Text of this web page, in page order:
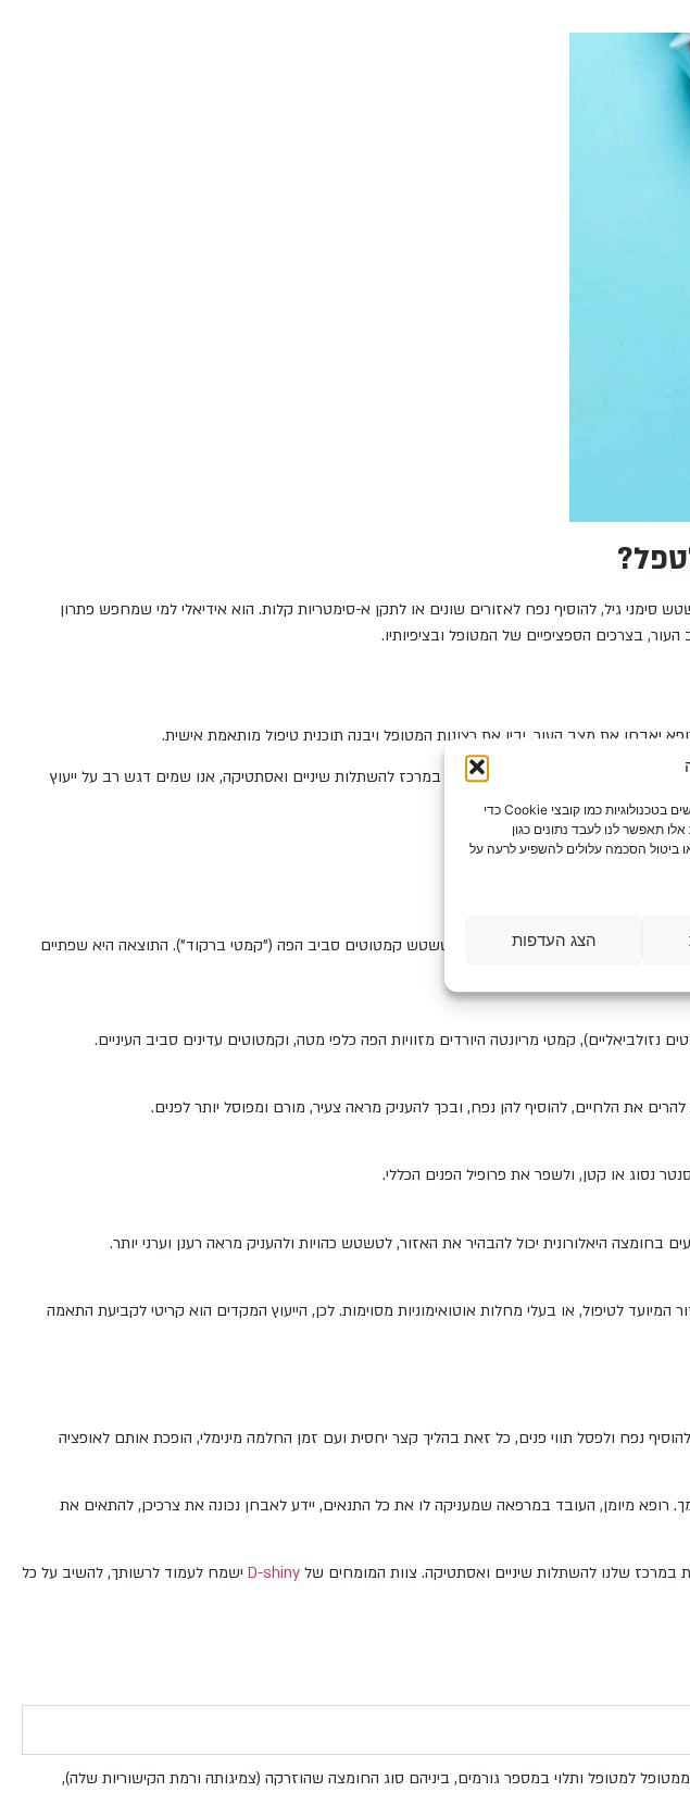
כדי לספק את חוויות המשתמש הטובות ביותר, אנו משתמשים בטכנולוגיות כמו קובצי Cookie כדי
תאפשר לנו לעבד נתונים כגון
ביטול הסכמה עלולים להשפיע לרעה על
הצג העדפות
גיל, להוסיף נפח לאזורים שונים או לתקן א-סימטריות קלות. הוא אידיאלי למי שמחפש פתרון
בצרכים הספציפיים של המטופל ובציפיותיו.
יאבחן את מצב העור, יבין את רצונות המטופל ויבנה תוכנית טיפול מותאמת אישית.
לתוצאה הטבעית וההרמונית ביותר. במרכז להשתלות שיניים ואסתטיקה, אנו שמים דגש רב על ייעוץ
קו המתאר שלהן, לתקן א-סימטריה או לטשטש קמטוטים סביב הפה ("קמטי ברקוד"). התוצאה היא שפתיים
קמטי מריונטה היורדים מזוויות הפה כלפי מטה, וקמטוטים עדינים סביב העיניים.
את הלחיים, להוסיף להן נפח, ובכך להעניק מראה צעיר, מורם ומפוסל יותר לפנים.
נסוג או קטן, ולשפר את פרופיל הפנים הכללי.
בחומצה היאלורונית יכול להבהיר את האזור, לטשטש כהויות ולהעניק מראה רענן וערני יותר.
לטיפול, או בעלי מחלות אוטואימוניות מסוימות. לכן, הייעוץ המקדים הוא קריטי לקביעת התאמה
נפח ולפסל תווי פנים, כל זאת בהליך קצר יחסית ועם זמן החלמה מינימלי, הופכת אותם לאופציה
רופא מיומן, העובד במרפאה שמעניקה לו את כל התנאים, יידע לאבחן נכונה את צרכיכן, להתאים את
במרכז שלנו להשתלות שיניים ואסתטיקה. צוות המומחים של D-shiny ישמח לעמוד לרשותך, להשיב על כל
למטופל ותלוי במספר גורמים, ביניהם סוג החומצה שהוזרקה (צמיגותה ורמת הקישוריות שלה),